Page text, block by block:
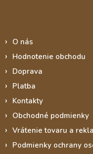
O nás
Hodnotenie obchodu
Doprava
Platba
Kontakty
Obchodné podmienky
Vrátenie tovaru a
Podmienky ochrany